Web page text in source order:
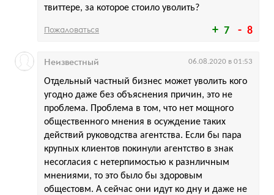
7 8
твиттере, за которое стоило уволить?
Пожаловаться
Отдельный частный бизнес может уволить кого
угодно даже без объяснения причин, это не
проблема. Проблема в том, что нет мощного
общественного мнения в осуждение таких
действий руководства агентства. Если бы пара
крупных клиентов покинули агентство в знак
несогласия с нетерпимостью к разнличным
мнениями, то это было бы здоровым
общестовм. А сейчас они идут ко дну и даже не
Неизвестный 06.08.2020 в 01:53